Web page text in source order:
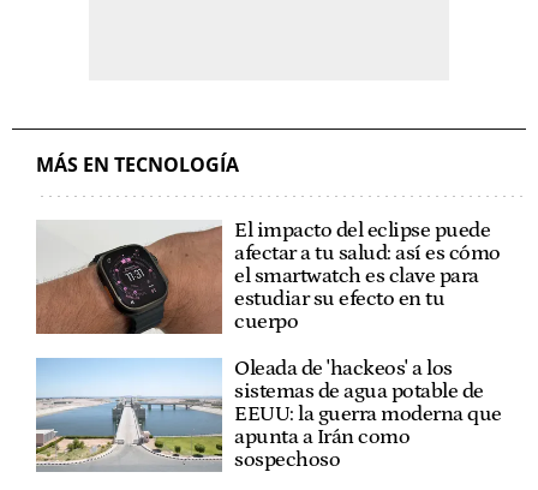
MÁS EN TECNOLOGÍA
El impacto del eclipse puede
afectar a tu salud: así es cómo
el smartwatch es clave para
estudiar su efecto en tu
cuerpo
Oleada de 'hackeos' a los
sistemas de agua potable de
EEUU: la guerra moderna que
apunta a Irán como
sospechoso